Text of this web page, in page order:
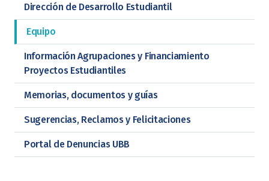
Dirección de Desarrollo Estudiantil
Equipo
Información Agrupaciones y Financiamiento
Proyectos Estudiantiles
Memorias, documentos y guías
Sugerencias, Reclamos y Felicitaciones
Portal de Denuncias UBB